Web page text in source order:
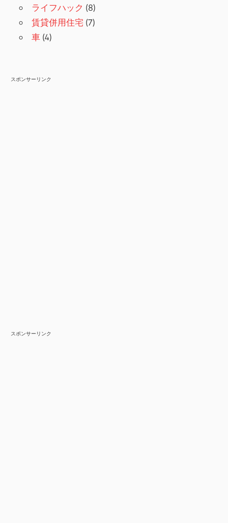
ライフハック (8)
賃貸併用住宅 (7)
車 (4)
スポンサーリンク
スポンサーリンク